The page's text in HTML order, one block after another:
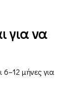
για να
μήνες για